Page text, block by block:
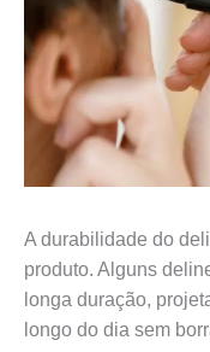
A durabilidade do
produto. Alguns
longa duração,
longo do dia sem